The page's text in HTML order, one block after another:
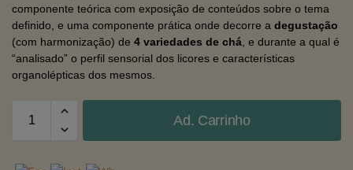
componente teórica com exposição de conteúdos sobre o tema
definido, e uma componente prática onde decorre a degustação
(com harmonização) de 4 variedades de chá , e durante a qual é
“analisado” o perfil sensorial dos licores e características
organolépticas dos mesmos.
Ad. Carrinho